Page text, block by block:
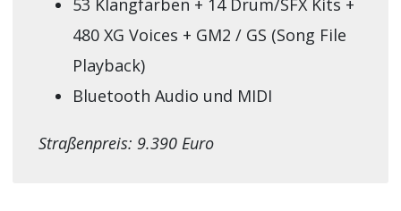
480 XG Voices + GM2 / GS (Song File
Playback)
Bluetooth Audio und MIDI
Straßenpreis: 9.390 Euro